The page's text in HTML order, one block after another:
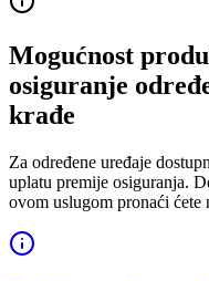
Mogućnost
osiguranje
krađe
Za određene uređaje
uplatu premije osiguranja.
ovom uslugom pronaći ćete